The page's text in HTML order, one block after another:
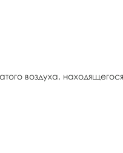
воздуха,